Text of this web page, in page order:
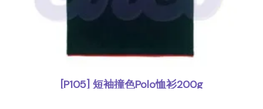
[P105] 短袖撞色Polo恤衫200g